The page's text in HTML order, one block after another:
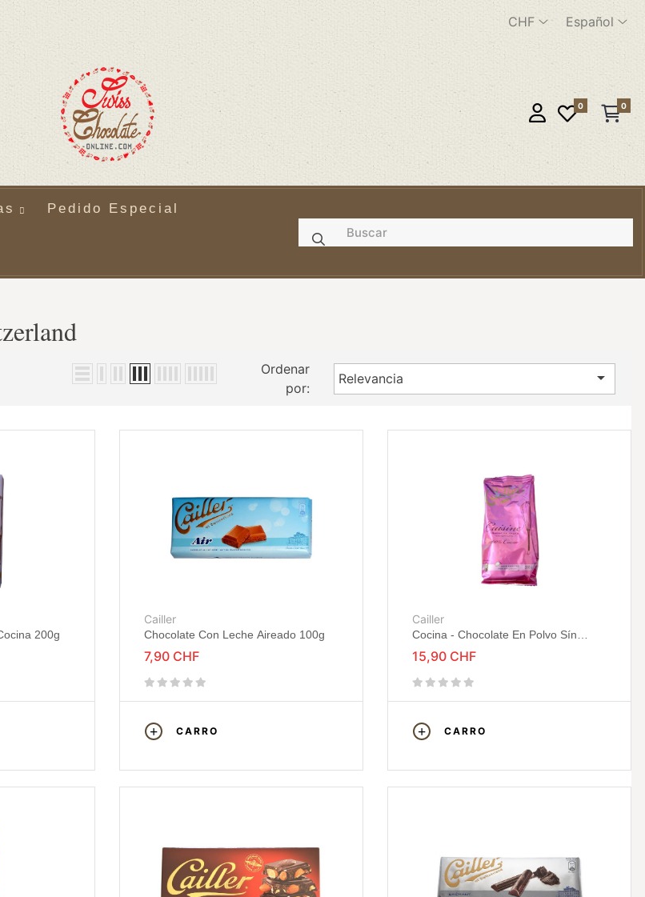
CHF Español
0 0
Pedido Especial
Ordenar
por:
Relevancia 
200g
Cailler
Chocolate Con Leche Aireado 100g
7,90 CHF
CARRO
Cailler
Cocina - Chocolate En Polvo Sín
15,90 CHF
CARRO